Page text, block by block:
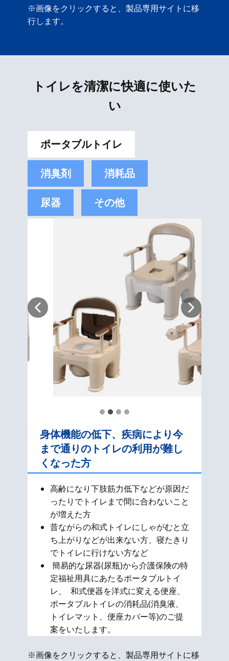
※画像をクリックすると、製品専用サイトに移
行します。
トイレを清潔に快適に使いた
い
ポータブルトイレ
消臭剤 消耗品
尿器 その他
身体機能の低下、疾病により今
まで通りのトイレの利用が難し
くなった方
高齢になり下肢筋力低下などが原因だ
ったりでトイレまで間に合わないこと
が増えた方
昔ながらの和式​トイレにしゃがむと立
ち上がりなどが出来ない方、寝たきり
でトイレに行けない方など
簡易的な尿器(尿瓶)から介護保険の特
定福祉用具にあたるポータブルトイ
レ、 和式便器を洋式に変える便座、​
ポータブルトイレの消耗品(消臭液、
トイレマット、便座カバー等)のご提
案をいたします。
※画像をクリックすると、製品専用サイトに移